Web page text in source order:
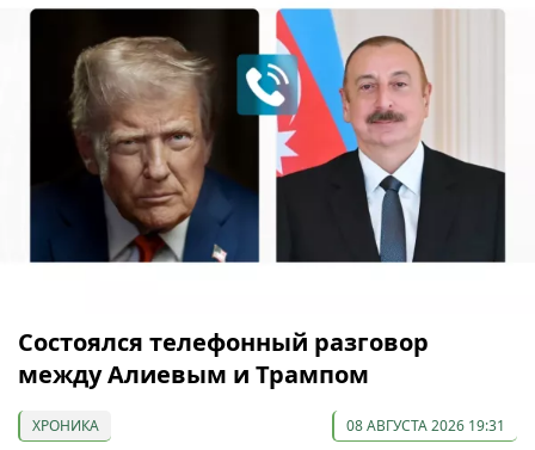
Состоялся телефонный разговор
между Алиевым и Трампом
ХРОНИКА 08 АВГУСТА 2026 19:31